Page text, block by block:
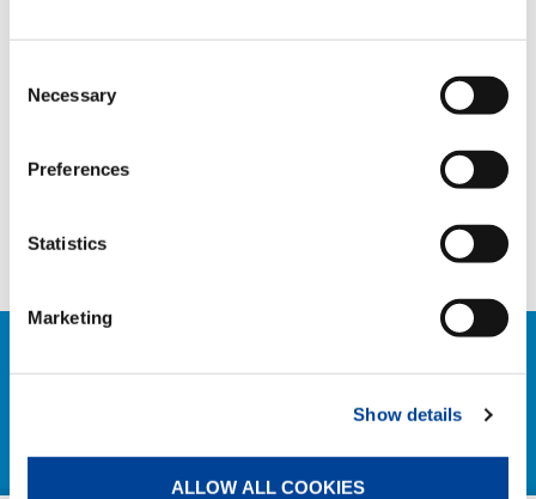
Selection
Necessary
Preferences
Statistics
Marketing
Show details
ALLOW ALL COOKIES
VERWANDTE NEWS